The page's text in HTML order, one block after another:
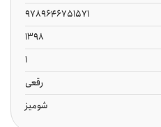
9789646751571
1398
1
رقعی
شومیز